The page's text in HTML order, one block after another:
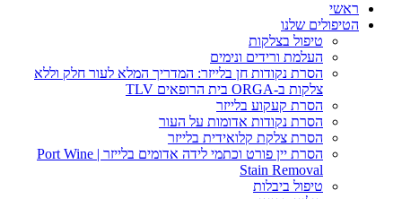
ראשי
הטיפולים שלנו
טיפול בצלקות
העלמת ורידים ונימים
הסרת נקודות חן בלייזר: המדריך המלא לעור חלק וללא
צלקות ב-ORGA בית הרופאים TLV
הסרת קעקוע בלייזר
הסרת נקודות אדומות על העור
הסרת צלקת קלואידית בלייזר
הסרת יין פורט וכתמי לידה אדומים בלייזר | Port Wine
Stain Removal
טיפול ביבלות